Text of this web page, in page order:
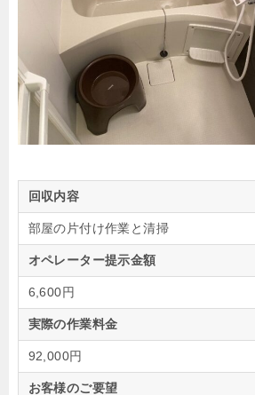
回収内容
部屋の片付け作業と清掃
オペレーター提示金額
6,600円
実際の作業料金
92,000円
お客様のご要望